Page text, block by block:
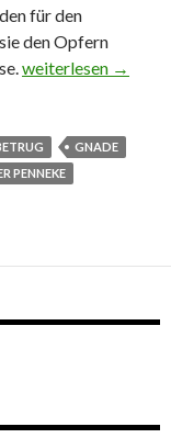
für den
den Opfern
Betrug zur
weiterlesen →
GNADE
PENNEKE